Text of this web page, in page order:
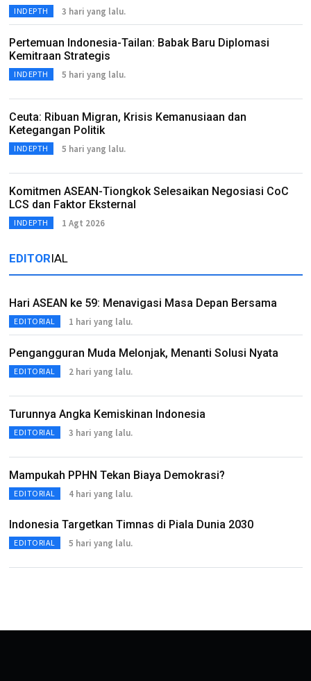
INDEPTH 3 hari yang lalu.
Pertemuan Indonesia-Tailan: Babak Baru Diplomasi
Kemitraan Strategis
INDEPTH 5 hari yang lalu.
Ceuta: Ribuan Migran, Krisis Kemanusiaan dan
Ketegangan Politik
INDEPTH 5 hari yang lalu.
Komitmen ASEAN-Tiongkok Selesaikan Negosiasi CoC
LCS dan Faktor Eksternal
INDEPTH 1 Agt 2026
EDITORIAL
Hari ASEAN ke 59: Menavigasi Masa Depan Bersama
EDITORIAL 1 hari yang lalu.
Pengangguran Muda Melonjak, Menanti Solusi Nyata
EDITORIAL 2 hari yang lalu.
Turunnya Angka Kemiskinan Indonesia
EDITORIAL 3 hari yang lalu.
Mampukah PPHN Tekan Biaya Demokrasi?
EDITORIAL 4 hari yang lalu.
Indonesia Targetkan Timnas di Piala Dunia 2030
EDITORIAL 5 hari yang lalu.